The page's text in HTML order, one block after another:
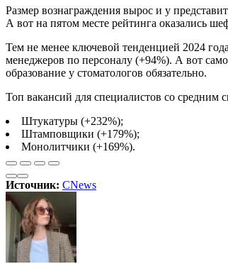
Размер вознаграждения вырос и у
А вот на пятом месте рейтинга оказались
Тем не менее ключевой тенденцией 2024
менеджеров по персоналу (+94%). А вот
образование у стоматологов обязательно.
Топ вакансий для специалистов со средним
Штукатуры (+232%);
Штамповщики (+179%);
Монолитчики (+169%).
Источник: CNews